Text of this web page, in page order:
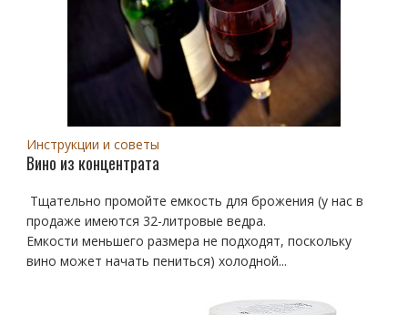
Инструкции и советы
Вино из концентрата
Тщательно промойте емкость для брожения (у нас в
продаже имеются 32-литровые ведра.
Емкости меньшего размера не подходят, поскольку
вино может начать пениться) холодной...